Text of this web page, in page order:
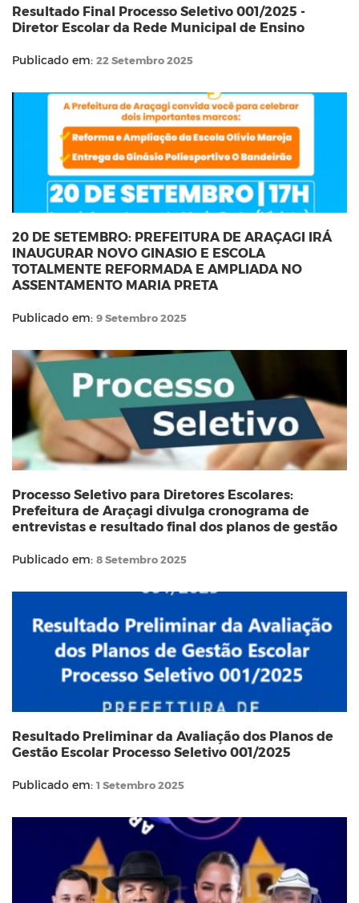
Resultado Final Processo Seletivo 001/2025 -
Diretor Escolar da Rede Municipal de Ensino
Publicado em: 22 Setembro 2025
20 DE SETEMBRO: PREFEITURA DE ARAÇAGI IRÁ
INAUGURAR NOVO GINASIO E ESCOLA
TOTALMENTE REFORMADA E AMPLIADA NO
ASSENTAMENTO MARIA PRETA
Publicado em: 9 Setembro 2025
Processo Seletivo para Diretores Escolares:
Prefeitura de Araçagi divulga cronograma de
entrevistas e resultado final dos planos de gestão
Publicado em: 8 Setembro 2025
Resultado Preliminar da Avaliação dos Planos de
Gestão Escolar Processo Seletivo 001/2025
Publicado em: 1 Setembro 2025